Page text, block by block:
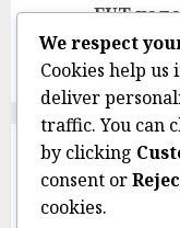
Next
post:
FUT
Leave a
Your email
We respect
Cookies help
deliver
traffic. You can
by clicking
consent or
cookies.